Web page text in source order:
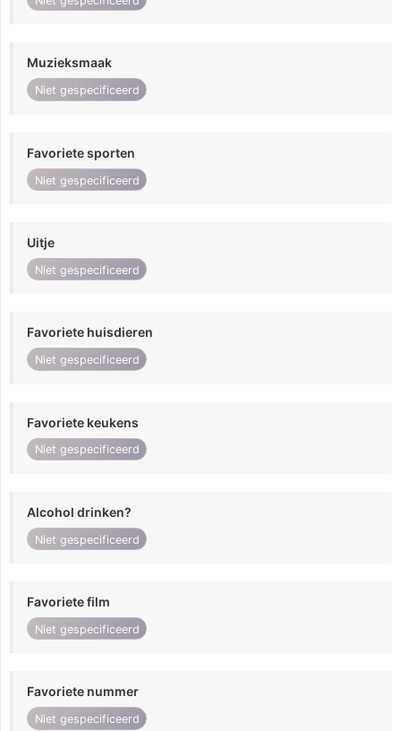
Muzieksmaak
Niet gespecificeerd
Favoriete sporten
Niet gespecificeerd
Uitje
Niet gespecificeerd
Favoriete huisdieren
Niet gespecificeerd
Favoriete keukens
Niet gespecificeerd
Alcohol drinken?
Niet gespecificeerd
Favoriete film
Niet gespecificeerd
Favoriete nummer
Niet gespecificeerd